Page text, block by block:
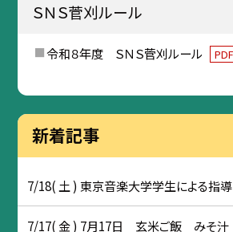
ＳＮＳ菅刈ルール
令和８年度 ＳＮＳ菅刈ルール PDF
新着記事
7/18( 土 ) 東京音楽大学学生による指
7/17( 金 ) 7月17日 玄米ご飯 みそ汁